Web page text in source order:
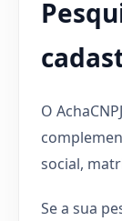
O
social,
Se a sua